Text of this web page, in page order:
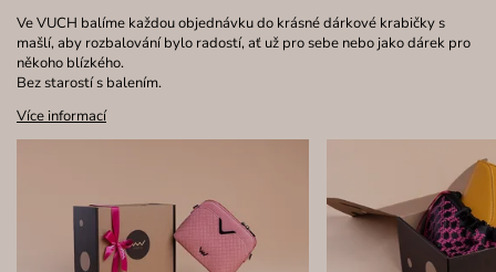
Ve VUCH balíme každou objednávku do krásné dárkové krabičky s
mašlí, aby rozbalování bylo radostí, ať už pro sebe nebo jako dárek pro
někoho blízkého.
Bez starostí s balením.
Více informací